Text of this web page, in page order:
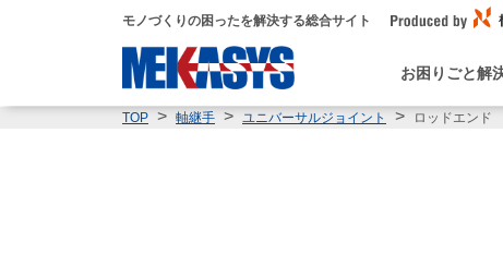
モノづくりの困ったを解決する総合サイト
お困りごと解
TOP 軸継手 ユニバーサルジョイント ロッドエンド